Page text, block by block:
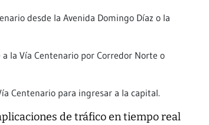
desde la Avenida Domingo Díaz o la
la Vía Centenario por Corredor Norte o
Centenario para ingresar a la capital.
de tráfico en tiempo real